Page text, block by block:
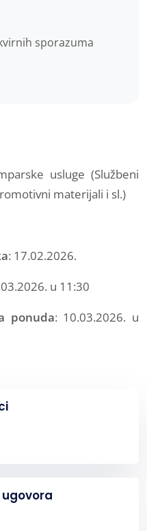
sporazuma
usluge (Službeni
materijali i sl.)
: 17.02.2026.
u 11:30
ponuda: 10.03.2026. u